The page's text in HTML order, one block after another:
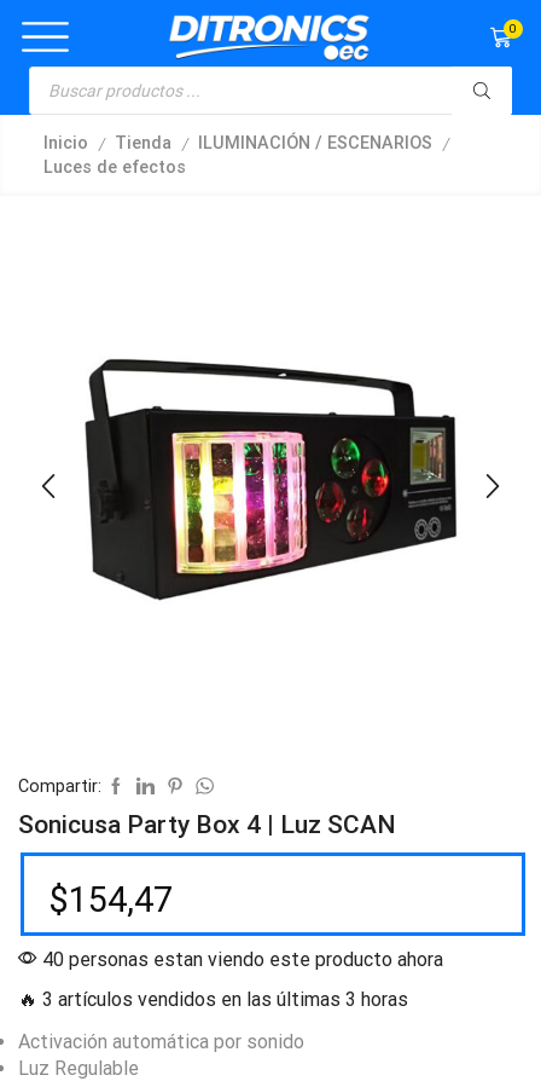
0
Inicio / Tienda / ILUMINACIÓN / ESCENARIOS /
Luces de efectos
Compartir:
Sonicusa Party Box 4 | Luz SCAN
$154,47
40 personas estan viendo este producto ahora
🔥 3 artículos vendidos en las últimas 3 horas
Activación automática por sonido
Luz Regulable